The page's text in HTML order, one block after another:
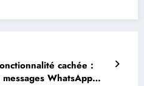
cachée :
WhatsApp